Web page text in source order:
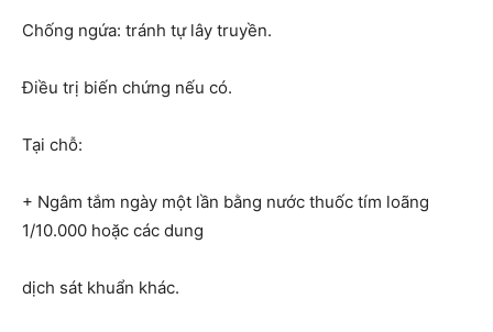
Chống ngứa: tránh tự lây truyền.
Điều trị biến chứng nếu có.
Tại chỗ:
+ Ngâm tắm ngày một lần bằng nước thuốc tím loãng
1/10.000 hoặc các dung
dịch sát khuẩn khác.